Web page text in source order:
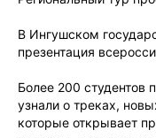
В Ингушском
презентация
Более 200 студентов
узнали о треках,
которые открывает